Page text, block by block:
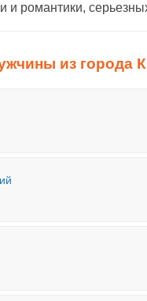
и романтики,
из города